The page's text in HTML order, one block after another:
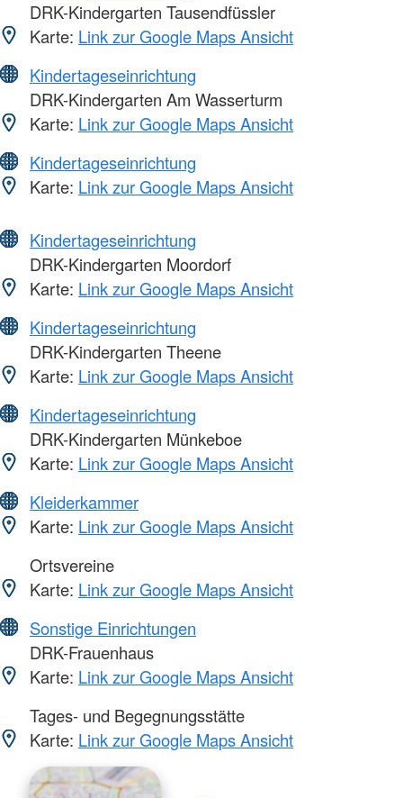
DRK-Kindergarten Tausendfüssler
Karte: Link zur Google Maps Ansicht
Kindertageseinrichtung
DRK-Kindergarten Am Wasserturm
Karte: Link zur Google Maps Ansicht
Kindertageseinrichtung
Karte: Link zur Google Maps Ansicht
Kindertageseinrichtung
DRK-Kindergarten Moordorf
Karte: Link zur Google Maps Ansicht
Kindertageseinrichtung
DRK-Kindergarten Theene
Karte: Link zur Google Maps Ansicht
Kindertageseinrichtung
DRK-Kindergarten Münkeboe
Karte: Link zur Google Maps Ansicht
Kleiderkammer
Karte: Link zur Google Maps Ansicht
Ortsvereine
Karte: Link zur Google Maps Ansicht
Sonstige Einrichtungen
DRK-Frauenhaus
Karte: Link zur Google Maps Ansicht
Tages- und Begegnungsstätte
Karte: Link zur Google Maps Ansicht